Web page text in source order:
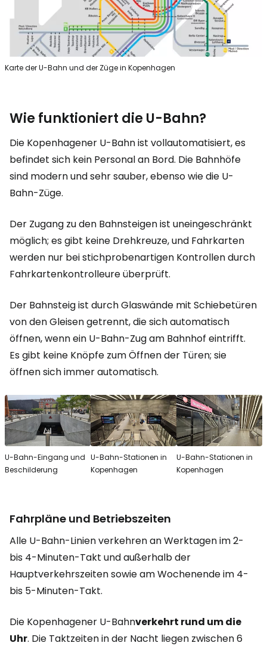
Karte der U-Bahn und der Züge in Kopenhagen
Wie funktioniert die U-Bahn?
Die Kopenhagener U-Bahn ist vollautomatisiert, es
befindet sich kein Personal an Bord. Die Bahnhöfe
sind modern und sehr sauber, ebenso wie die U-
Bahn-Züge.
Der Zugang zu den Bahnsteigen ist uneingeschränkt
möglich; es gibt keine Drehkreuze, und Fahrkarten
werden nur bei stichprobenartigen Kontrollen durch
Fahrkartenkontrolleure überprüft.
Der Bahnsteig ist durch Glaswände mit Schiebetüren
von den Gleisen getrennt, die sich automatisch
öffnen, wenn ein U-Bahn-Zug am Bahnhof eintrifft.
Es gibt keine Knöpfe zum Öffnen der Türen; sie
öffnen sich immer automatisch.
U-Bahn-Eingang und
Beschilderung
U-Bahn-Stationen in
Kopenhagen
U-Bahn-Stationen in
Kopenhagen
Fahrpläne und Betriebszeiten
Alle U-Bahn-Linien verkehren an Werktagen im 2-
bis 4-Minuten-Takt und außerhalb der
Hauptverkehrszeiten sowie am Wochenende im 4-
bis 5-Minuten-Takt.
Die Kopenhagener U-Bahnverkehrt rund um die
Uhr. Die Taktzeiten in der Nacht liegen zwischen 6